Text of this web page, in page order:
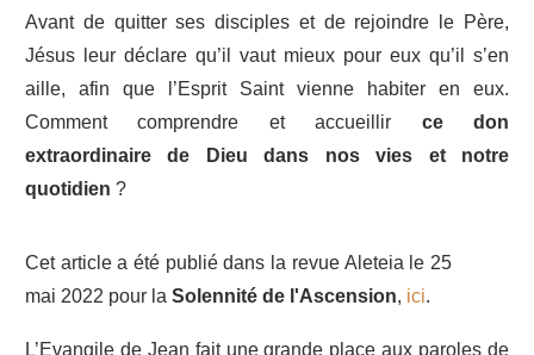
Avant de quitter ses disciples et de rejoindre le Père,
Jésus leur déclare qu’il vaut mieux pour eux qu’il s’en
aille, afin que l’Esprit Saint vienne habiter en eux.
Comment comprendre et accueillir ce don
extraordinaire de Dieu dans nos vies et notre
quotidien ?
Cet article a été publié dans la revue Aleteia le 25
mai 2022 pour la Solennité de l'Ascension, ici.
L’Evangile de Jean fait une grande place aux paroles de